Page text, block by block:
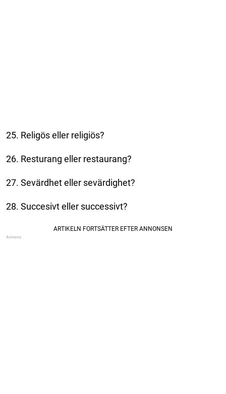
25. Religös eller religiös?
26. Resturang eller restaurang?
27. Sevärdhet eller sevärdighet?
28. Succesivt eller successivt?